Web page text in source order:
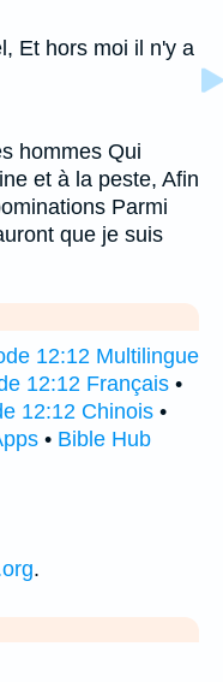
Et hors moi il n'y a
hommes Qui
et à la peste, Afin
Parmi
que je suis
12:12 Multilingue
12:12 Français •
12:12 Chinois •
• Bible Hub
.